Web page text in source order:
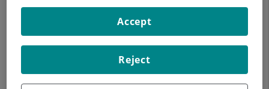
Monitorizar el estado de las urgencias en tiempo real tiene
como objetivo ser más eficaces y eficientes, mejorando el
Reject
Accept